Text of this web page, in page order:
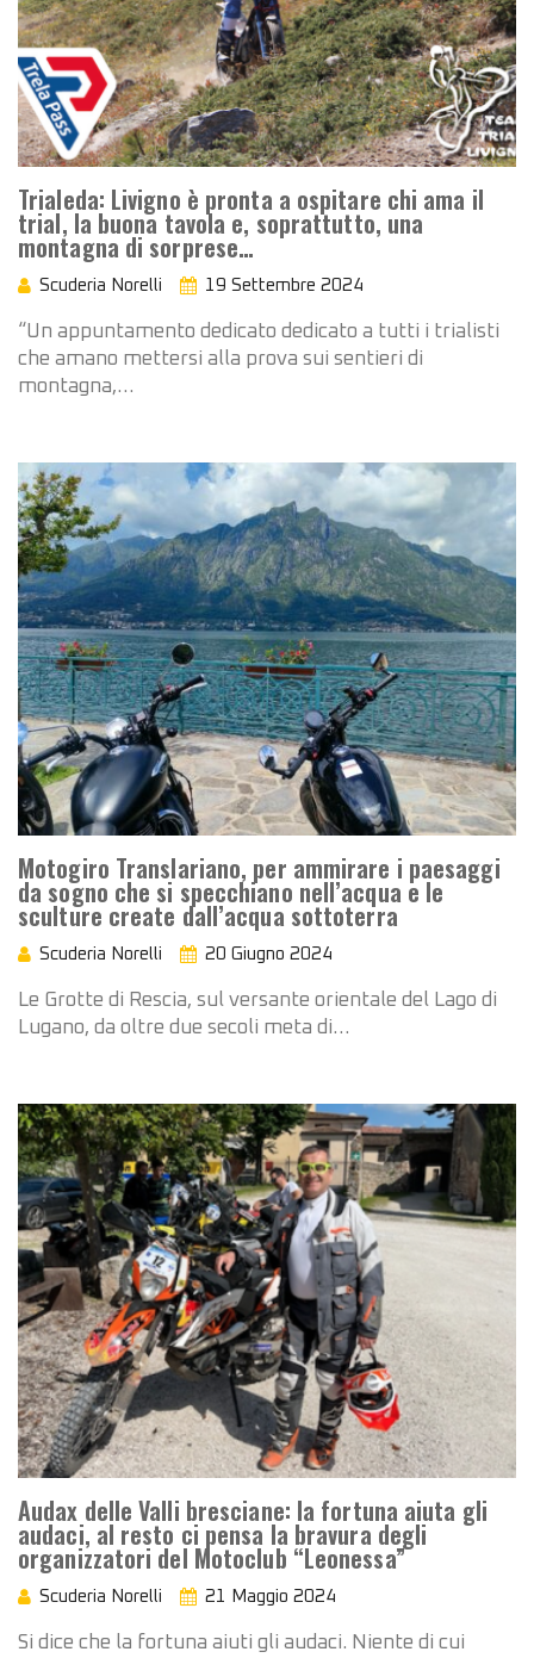
Trialeda: Livigno è pronta a ospitare chi ama il
trial, la buona tavola e, soprattutto, una
montagna di sorprese…
Scuderia Norelli 19 Settembre 2024
“Un appuntamento dedicato dedicato a tutti i trialisti
che amano mettersi alla prova sui sentieri di
montagna,…
Motogiro Translariano, per ammirare i paesaggi
da sogno che si specchiano nell’acqua e le
sculture create dall’acqua sottoterra
Scuderia Norelli 20 Giugno 2024
Le Grotte di Rescia, sul versante orientale del Lago di
Lugano, da oltre due secoli meta di…
Audax delle Valli bresciane: la fortuna aiuta gli
audaci, al resto ci pensa la bravura degli
organizzatori del Motoclub “Leonessa”
Scuderia Norelli 21 Maggio 2024
Si dice che la fortuna aiuti gli audaci. Niente di cui